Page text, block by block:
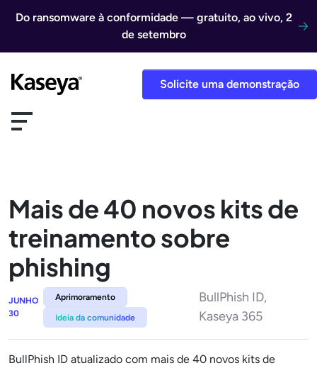
Do ransomware à conformidade — gratuito, ao vivo, 2
de setembro
Solicite uma demonstração
Mais de 40 novos kits de
treinamento sobre
phishing
JUNHO
30
Aprimoramento
Ideia da comunidade
BullPhish ID,
Kaseya 365
BullPhish ID atualizado com mais de 40 novos kits de